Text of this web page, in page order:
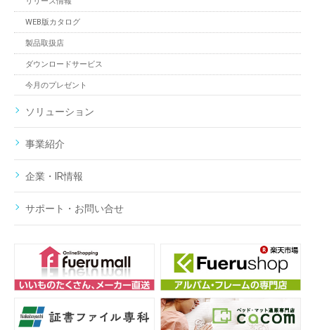
WEB版カタログ
製品取扱店
ダウンロードサービス
今月のプレゼント
ソリューション
事業紹介
企業・IR情報
サポート・お問い合せ